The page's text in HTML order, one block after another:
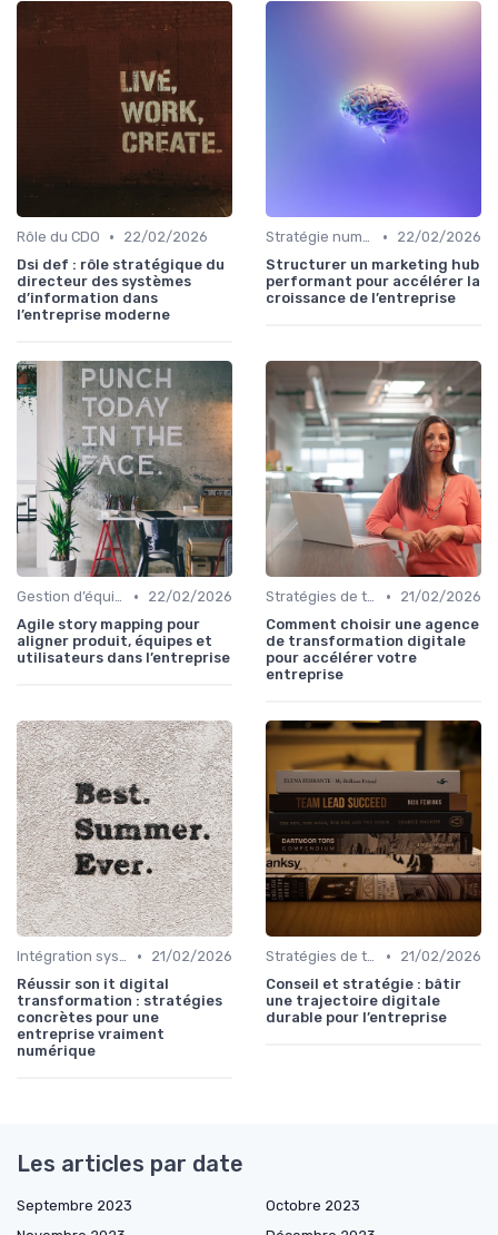
Rôle du CDO •
22/02/2026
Dsi def : rôle stratégique du
directeur des systèmes
d’information dans
l’entreprise moderne
Stratégie numérique •
22/02/2026
Structurer un marketing hub
performant pour accélérer la
croissance de l’entreprise
Gestion d’équipes tech •
22/02/2026
Agile story mapping pour
aligner produit, équipes et
utilisateurs dans l’entreprise
Stratégies de transformation •
21/02/2026
Comment choisir une agence
de transformation digitale
pour accélérer votre
entreprise
Intégration systèmes •
21/02/2026
Réussir son it digital
transformation : stratégies
concrètes pour une
entreprise vraiment
numérique
Stratégies de transformation •
21/02/2026
Conseil et stratégie : bâtir
une trajectoire digitale
durable pour l’entreprise
Les articles par date
Septembre 2023
Octobre 2023